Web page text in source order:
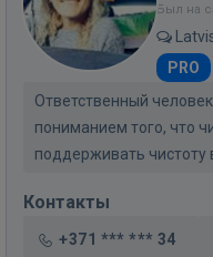
Был на
PRO
Ответственный
пониманием того, что
поддерживать чистоту
Контакты
+371 *** *** 34